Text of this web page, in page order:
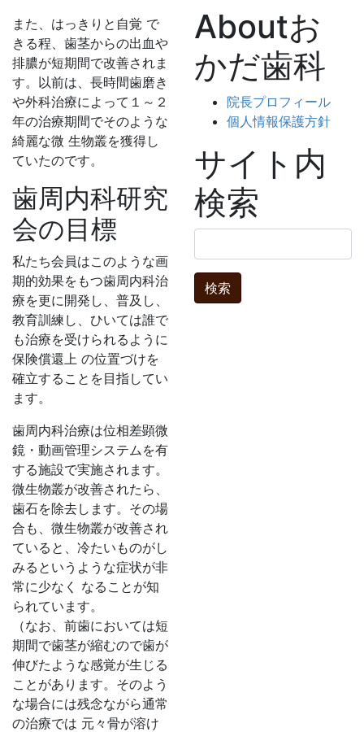
また、はっきりと自覚 で
きる程、歯茎からの出血や
排膿が短期間で改善されま
す。以前は、長時間歯磨き
や外科治療によって１～２
年の治療期間でそのような
綺麗な微 生物叢を獲得し
ていたのです。
歯周内科研究
会の目標
私たち会員はこのような画
期的効果をもつ歯周内科治
療を更に開発し、普及し、
教育訓練し、ひいては誰で
も治療を受けられるように
保険償還上 の位置づけを
確立することを目指してい
ます。
歯周内科治療は位相差顕微
鏡・動画管理システムを有
する施設で実施されます。
微生物叢が改善されたら、
歯石を除去します。その場
合も、微生物叢が改善され
ていると、冷たいものがし
みるというような症状が非
常に少なく なることが知
られています。
（なお、前歯においては短
期間で歯茎が縮むので歯が
伸びたような感覚が生じる
ことがあります。そのよう
な場合には残念ながら通常
の治療では 元々骨が溶け
Aboutお
かだ歯科
院長プロフィール
個人情報保護方針
サイト内
検索
索: